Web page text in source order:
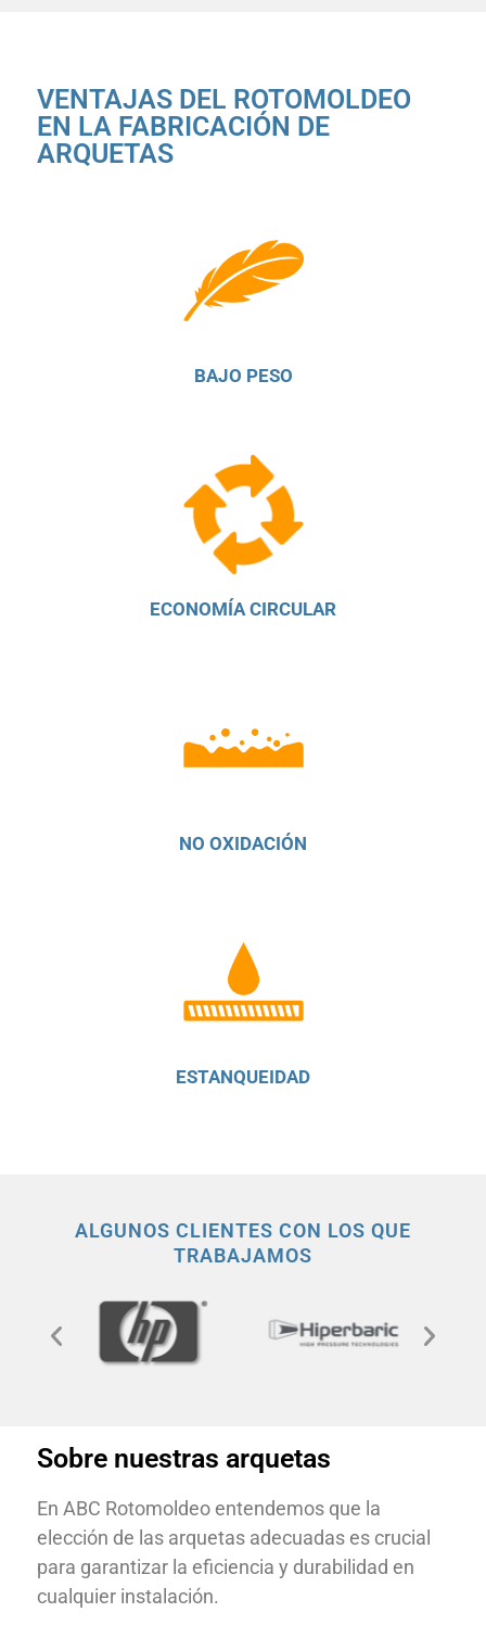
VENTAJAS DEL ROTOMOLDEO
EN LA FABRICACIÓN DE
ARQUETAS
BAJO PESO
ECONOMÍA CIRCULAR
NO OXIDACIÓN
ESTANQUEIDAD
ALGUNOS CLIENTES CON LOS QUE
TRABAJAMOS
Sobre nuestras arquetas
En ABC Rotomoldeo entendemos que la
elección de las arquetas adecuadas es crucial
para garantizar la eficiencia y durabilidad en
cualquier instalación.